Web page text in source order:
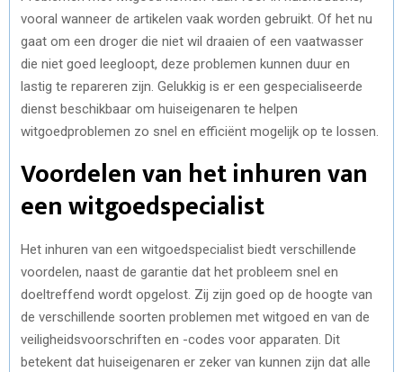
vooral wanneer de artikelen vaak worden gebruikt. Of het nu
gaat om een droger die niet wil draaien of een vaatwasser
die niet goed leegloopt, deze problemen kunnen duur en
lastig te repareren zijn. Gelukkig is er een gespecialiseerde
dienst beschikbaar om huiseigenaren te helpen
witgoedproblemen zo snel en efficiënt mogelijk op te lossen.
Voordelen van het inhuren van
een witgoedspecialist
Het inhuren van een witgoedspecialist biedt verschillende
voordelen, naast de garantie dat het probleem snel en
doeltreffend wordt opgelost. Zij zijn goed op de hoogte van
de verschillende soorten problemen met witgoed en van de
veiligheidsvoorschriften en -codes voor apparaten. Dit
betekent dat huiseigenaren er zeker van kunnen zijn dat alle